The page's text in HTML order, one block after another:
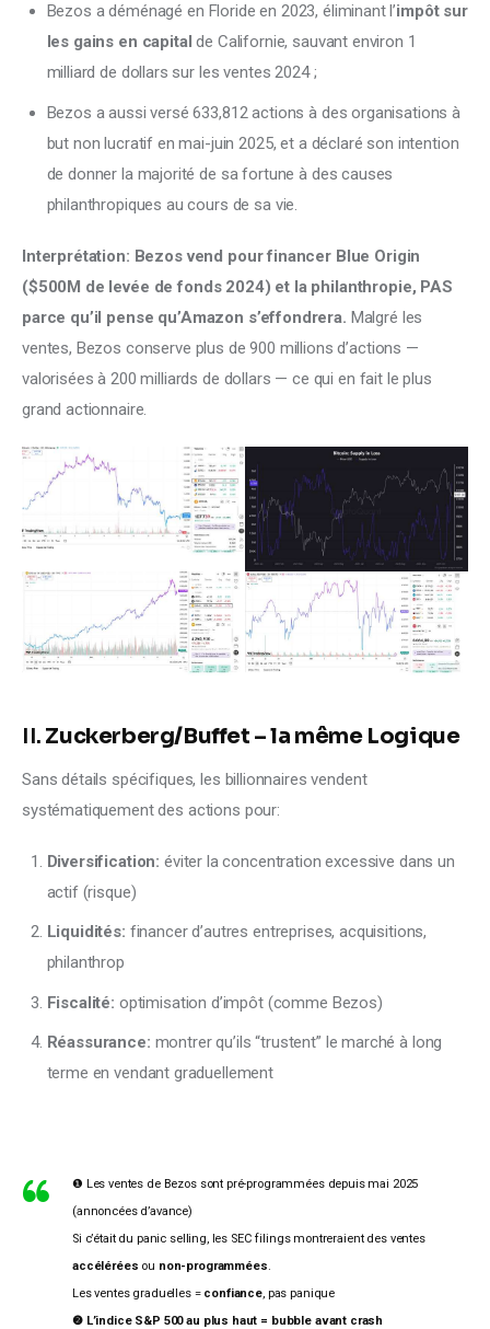
Bezos a déménagé en Floride en 2023, éliminant l’impôt sur
les gains en capitalde Californie, sauvant environ 1
milliard de dollars sur les ventes 2024 ;
Bezos a aussi versé 633,812 actions à des organisations à
but non lucratif en mai-juin 2025, et a déclaré son intention
de donner la majorité de sa fortune à des causes
philanthropiques au cours de sa vie.
Interprétation: Bezos vend pour financer Blue Origin
($500M de levée de fonds 2024) et la philanthropie, PAS
parce qu’il pense qu’Amazon s’effondrera. Malgré les
ventes, Bezos conserve plus de 900 millions d’actions —
valorisées à 200 milliards de dollars — ce qui en fait le plus
grand actionnaire.
II. Zuckerberg/Buffet – la même Logique
Sans détails spécifiques, les billionnaires vendent
systématiquement des actions pour:
Diversification: éviter la concentration excessive dans un
actif (risque)
Liquidités: financer d’autres entreprises, acquisitions,
philanthrop
Fiscalité: optimisation d’impôt (comme Bezos)
Réassurance: montrer qu’ils “trustent” le marché à long
terme en vendant graduellement
❶ Les ventes de Bezos sont pré-programmées depuis mai 2025
(annoncées d’avance)
Si c’était du panic selling, les SEC filings montreraient des ventes
accélérées ou non-programmées.
Les ventes graduelles = confiance, pas panique
❷ L’indice S&P 500 au plus haut = bubble avant crash